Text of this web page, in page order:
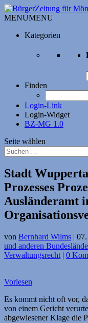
MENUMENU
Kategorien
Finden
nach:
Login-Link
Login-Widget
BZ-MG 1.0
Seite wählen
Stadt
Prozesses
Ausländeramt
von Bernhard Wilms |
und anderen
Verwaltungsrecht | 0
Vorlesen
Es kommt nicht oft vor,
von einem Gericht
abgewiesener Klage die